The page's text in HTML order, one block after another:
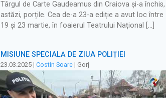
Târgul de Carte Gaudeamus din Craiova și-a închis,
astăzi, porțile. Cea de-a 23-a ediție a avut loc între
19 și 23 martie, în foaierul Teatrului Național […]
MISIUNE SPECIALĂ DE ZIUA POLIȚIEI
23.03.2025 | Costin Soare | Gorj